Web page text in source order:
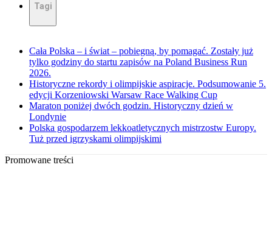
Tagi
Cała Polska – i świat – pobiegną, by pomagać. Zostały już
tylko godziny do startu zapisów na Poland Business Run
2026.
Historyczne rekordy i olimpijskie aspiracje. Podsumowanie 5.
edycji Korzeniowski Warsaw Race Walking Cup
Maraton poniżej dwóch godzin. Historyczny dzień w
Londynie
Polska gospodarzem lekkoatletycznych mistrzostw Europy.
Tuż przed igrzyskami olimpijskimi
Promowane treści